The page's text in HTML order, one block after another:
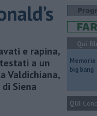
e rapina,
a un
Valdichiana,
Siena
Qui
big bang
QUI